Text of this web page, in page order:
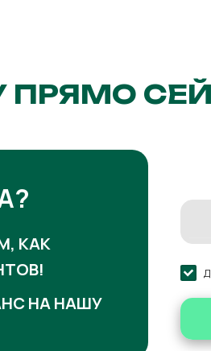
ПРЯМО
КАК
НА НАШУ